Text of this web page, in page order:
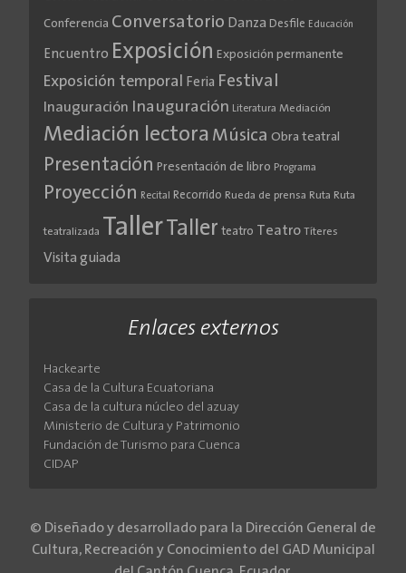
Conferencia Conversatorio Danza Desfile Educación
Encuentro Exposición Exposición permanente
Exposición temporal Feria Festival
Inauguración Inauguración Literatura Mediación
Mediación lectora Música Obra teatral
Presentación Presentación de libro Programa
Proyección Recital Recorrido Rueda de prensa Ruta Ruta
teatralizada TallerTaller teatro Teatro Títeres
Visita guiada
Enlaces externos
Hackearte
Casa de la Cultura Ecuatoriana
Casa de la cultura núcleo del azuay
Ministerio de Cultura y Patrimonio
Fundación de Turismo para Cuenca
CIDAP
© Diseñado y desarrollado para la Dirección General de
Cultura, Recreación y Conocimiento del GAD Municipal